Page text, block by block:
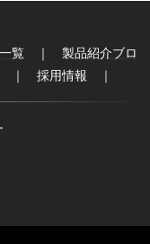
覧 ｜ 製品紹介ブロ
｜ 採用情報 ｜